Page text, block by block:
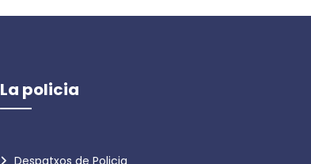
La policia
Despatxos de Policia